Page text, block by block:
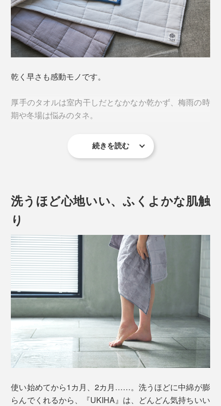
5重ガーゼ生地と比べると、その吸水率はなんと1.75
ルトをかけているから。
「UKIHA」の断面
さらりとしたガーゼ生地の中に、たくさんの空気を蓄え
ることで、水分をスーッと“瞬吸”するのです。
乾く早さも感動モノです。
厚手のタオルは室内干しだとなかなか乾かず、梅雨の時
期や冬場は悩みのタネ。
室内干しでもあっという間に乾く『UKIHA』なら、生乾
写真は「ハンドタオル／Calm
その速乾力を確かめるため、洗濯後から完全に乾くまで
期の部屋干し）
続きを読む
洗うほど心地いい、ふくよかな肌触
り
使い始めてから1カ月、2カ月……。洗うほどに中綿が膨
らんでくれるから、『UKIHA』は、どんどん気持ちいい